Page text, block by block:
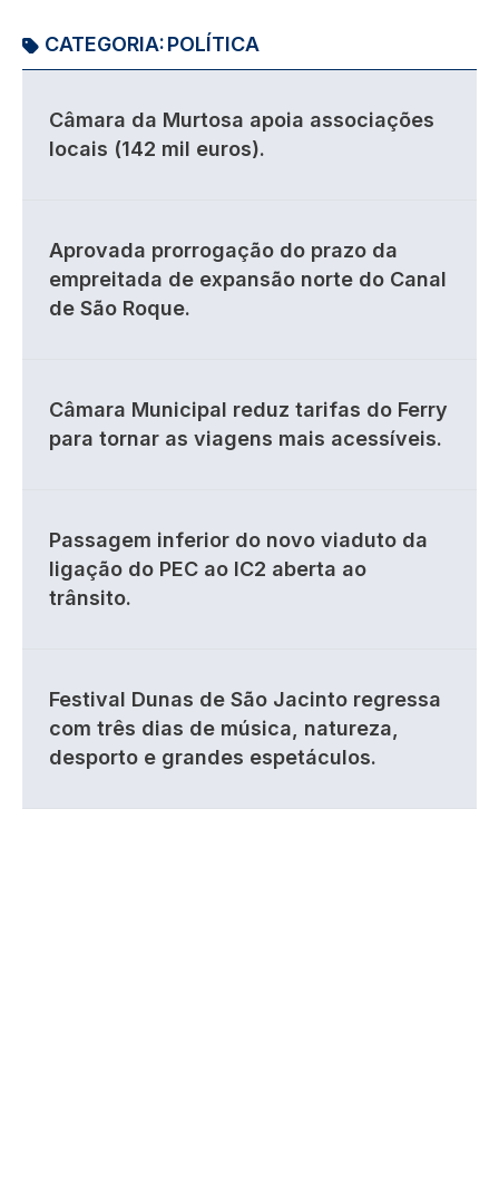
CATEGORIA:POLÍTICA
Câmara da Murtosa apoia associações
locais (142 mil euros).
Aprovada prorrogação do prazo da
empreitada de expansão norte do Canal
de São Roque.
Câmara Municipal reduz tarifas do Ferry
para tornar as viagens mais acessíveis.
Passagem inferior do novo viaduto da
ligação do PEC ao IC2 aberta ao
trânsito.
Festival Dunas de São Jacinto regressa
com três dias de música, natureza,
desporto e grandes espetáculos.